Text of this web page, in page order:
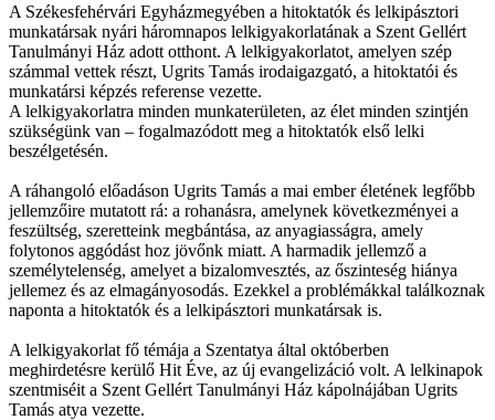
A Székesfehérvári Egyházmegyében a hitoktatók és lelkipásztori
munkatársak nyári háromnapos lelkigyakorlatának a Szent Gellért
Tanulmányi Ház adott otthont. A lelkigyakorlatot, amelyen szép
számmal vettek részt, Ugrits Tamás irodaigazgató, a hitoktatói és
munkatársi képzés referense vezette.
A lelkigyakorlatra minden munkaterületen, az élet minden szintjén
szükségünk van – fogalmazódott meg a hitoktatók első lelki
beszélgetésén.
A ráhangoló előadáson Ugrits Tamás a mai ember életének legfőbb
jellemzőire mutatott rá: a rohanásra, amelynek következményei a
feszültség, szeretteink megbántása, az anyagiasságra, amely
folytonos aggódást hoz jövőnk miatt. A harmadik jellemző a
személytelenség, amelyet a bizalomvesztés, az őszinteség hiánya
jellemez és az elmagányosodás. Ezekkel a problémákkal találkoznak
naponta a hitoktatók és a lelkipásztori munkatársak is.
A lelkigyakorlat fő témája a Szentatya által októberben
meghirdetésre kerülő Hit Éve, az új evangelizáció volt. A lelkinapok
szentmiséit a Szent Gellért Tanulmányi Ház kápolnájában Ugrits
Tamás atya vezette.